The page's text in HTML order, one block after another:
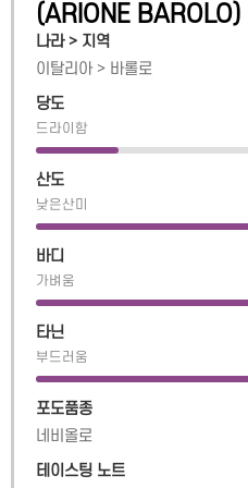
(ARIONE BAROLO)
나라 > 지역
이탈리아 > 바롤로
당도
드라이함
산도
낮은산미
바디
가벼움
타닌
부드러움
포도품종
네비올로
테이스팅 노트